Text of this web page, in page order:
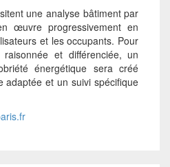
une analyse bâtiment par
œuvre progressivement en
et les occupants. Pour
et différenciée, un
éner­gétique sera créé
et un suivi spéci­fique